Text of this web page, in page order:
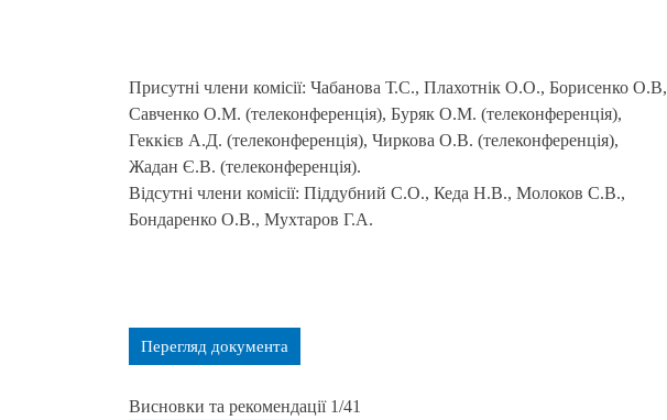
Присутні члени комісії: Чабанова Т.С., Плахотнік О.О., Борисенко О.В,
Савченко О.М. (телеконференція), Буряк О.М. (телеконференція),
Геккієв А.Д. (телеконференція), Чиркова О.В. (телеконференція),
Жадан Є.В. (телеконференція).
Відсутні члени комісії: Піддубний С.О., Кеда Н.В., Молоков С.В.,
Бондаренко О.В., Мухтаров Г.А.
Перегляд документа
Висновки та рекомендації 1/41